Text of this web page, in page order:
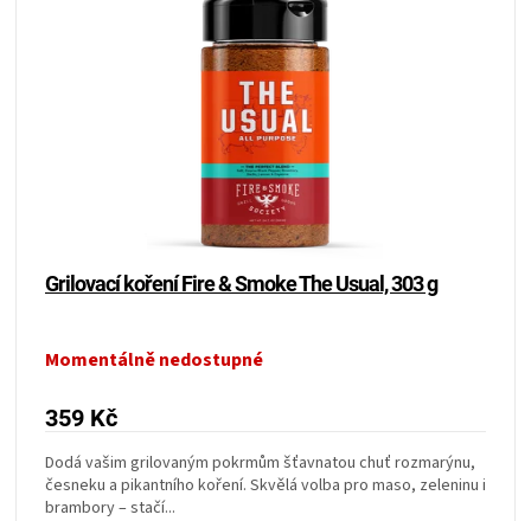
Grilovací koření Fire & Smoke The Usual, 303 g
Momentálně nedostupné
359 Kč
Dodá vašim grilovaným pokrmům šťavnatou chuť rozmarýnu,
česneku a pikantního koření. Skvělá volba pro maso, zeleninu i
brambory – stačí...